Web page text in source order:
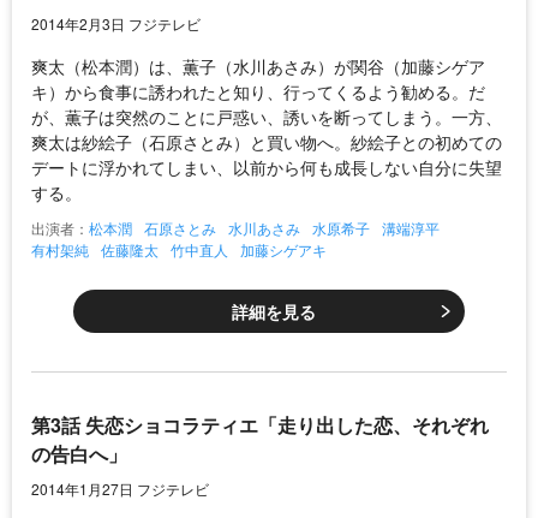
2014年2月3日 フジテレビ
爽太（松本潤）は、薫子（水川あさみ）が関谷（加藤シゲア
キ）から食事に誘われたと知り、行ってくるよう勧める。だ
が、薫子は突然のことに戸惑い、誘いを断ってしまう。一方、
爽太は紗絵子（石原さとみ）と買い物へ。紗絵子との初めての
デートに浮かれてしまい、以前から何も成長しない自分に失望
する。
出演者： 松本潤 石原さとみ 水川あさみ 水原希子 溝端淳平
有村架純 佐藤隆太 竹中直人 加藤シゲアキ
詳細を見る
第3話 失恋ショコラティエ「走り出した恋、それぞれ
の告白へ」
2014年1月27日 フジテレビ